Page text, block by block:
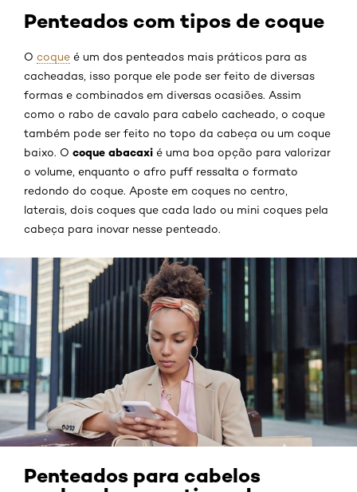
Penteados com tipos de coque
O coque é um dos penteados mais práticos para as
cacheadas, isso porque ele pode ser feito de diversas
formas e combinados em diversas ocasiões. Assim
como o rabo de cavalo para cabelo cacheado, o coque
também pode ser feito no topo da cabeça ou um coque
baixo. O coque abacaxi é uma boa opção para valorizar
o volume, enquanto o afro puff ressalta o formato
redondo do coque. Aposte em coques no centro,
laterais, dois coques que cada lado ou mini coques pela
cabeça para inovar nesse penteado.
Penteados para cabelos